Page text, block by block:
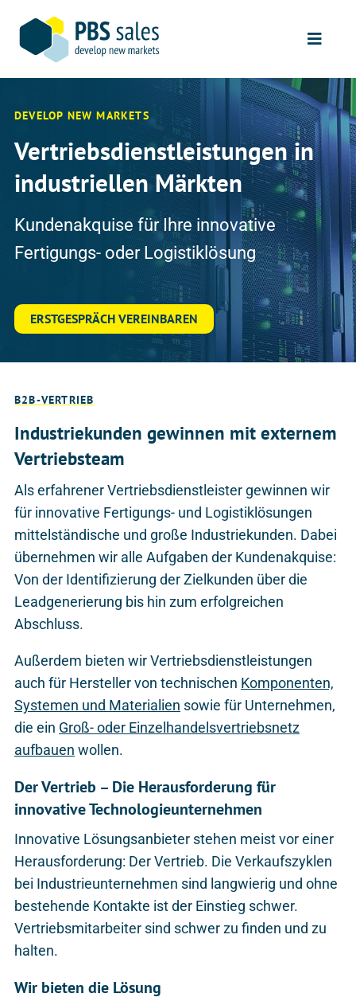
content
Toggle
VERTRIEBSLÖSUNGEN
REFERENZEN
ÜBER UNS
DEVELOP NEW MARKETS
Vertriebsdienstleistungen in
industriellen Märkten
Kundenakquise für Ihre innovative
Fertigungs- oder Logistiklösung
ERSTGESPRÄCH VEREINBAREN
B2B-VERTRIEB
Industriekunden gewinnen mit externem
Vertriebsteam
Als erfahrener Vertriebsdienstleister gewinnen wir
für innovative Fertigungs- und Logistiklösungen
mittelständische und große Industriekunden. Dabei
übernehmen wir alle Aufgaben der Kundenakquise:
Von der Identifizierung der Zielkunden über die
Leadgenerierung bis hin zum erfolgreichen
Abschluss.
Außerdem bieten wir Vertriebsdienstleistungen
auch für Hersteller von technischen Komponenten,
Systemen und Materialien sowie für Unternehmen,
die ein Groß- oder Einzelhandelsvertriebsnetz
aufbauen wollen.
Der Vertrieb – Die Herausforderung für
innovative Technologieunternehmen
Innovative Lösungsanbieter stehen meist vor einer
Herausforderung: Der Vertrieb. Die Verkaufszyklen
bei Industrieunternehmen sind langwierig und ohne
bestehende Kontakte ist der Einstieg schwer.
Vertriebsmitarbeiter sind schwer zu finden und zu
halten.
Wir bieten die Lösung